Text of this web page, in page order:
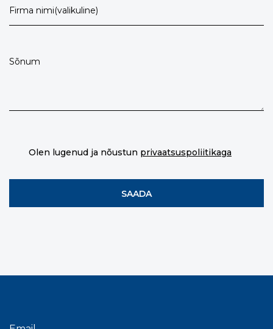
Olen lugenud ja nõustun privaatsuspoliitikaga